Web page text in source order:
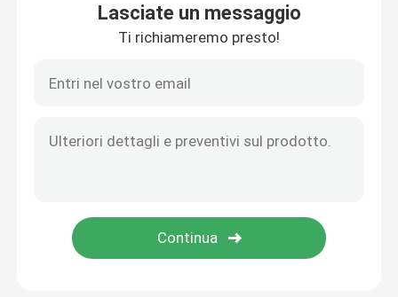
forno di tunnel
fornace del carrello
Lasciate un messaggio
Ti richiameremo presto!